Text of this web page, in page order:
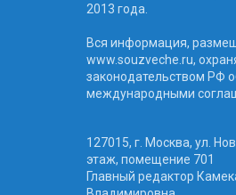
2013 года.
Вся информация,
www.souzveche.ru,
законодательством РФ
международными
127015, г. Москва, ул.
этаж, помещение 701
Главный редактор